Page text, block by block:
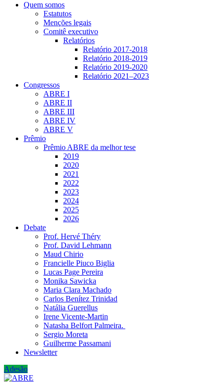
Quem somos
Estatutos
Menções legais
Comitê executivo
Relatórios
Relatório 2017-2018
Relatório 2018-2019
Relatório 2019-2020
Relatório 2021‒2023
Congressos
ABRE I
ABRE II
ABRE III
ABRE IV
ABRE V
Prêmio
Prêmio ABRE da melhor tese
2019
2020
2021
2022
2023
2024
2025
2026
Debate
Prof. Hervé Théry
Prof. David Lehmann
Maud Chirio
Francielle Piuco Biglia
Lucas Page Pereira
Monika Sawicka
Maria Clara Machado
Carlos Benítez Trinidad
Natália Guerellus
Irene Vicente-Martin
Natasha Belfort Palmeira.
Sergio Moreta
Guilherme Passamani
Newsletter
Adesão